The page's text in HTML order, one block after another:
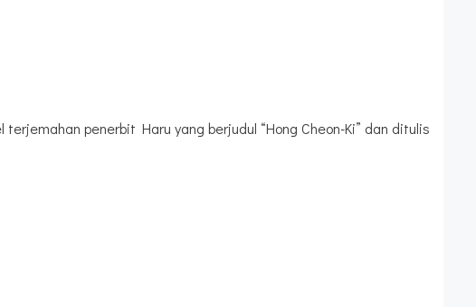
penerbit Haru yang berjudul “Hong Cheon-Ki” dan ditulis